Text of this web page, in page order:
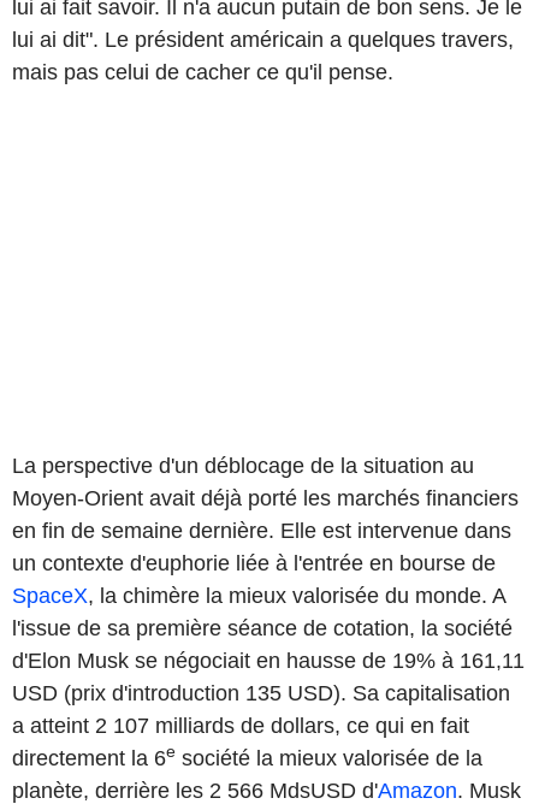
lui ai fait savoir. Il n'a aucun putain de bon sens. Je le
lui ai dit". Le président américain a quelques travers,
mais pas celui de cacher ce qu'il pense.
La perspective d'un déblocage de la situation au
Moyen-Orient avait déjà porté les marchés financiers
en fin de semaine dernière. Elle est intervenue dans
un contexte d'euphorie liée à l'entrée en bourse de
SpaceX, la chimère la mieux valorisée du monde. A
l'issue de sa première séance de cotation, la société
d'Elon Musk se négociait en hausse de 19% à 161,11
USD (prix d'introduction 135 USD). Sa capitalisation
a atteint 2 107 milliards de dollars, ce qui en fait
directement la 6e société la mieux valorisée de la
planète, derrière les 2 566 MdsUSD d'Amazon. Musk